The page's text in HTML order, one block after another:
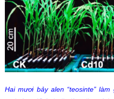
Hai mươi bảy alen “teosinte”